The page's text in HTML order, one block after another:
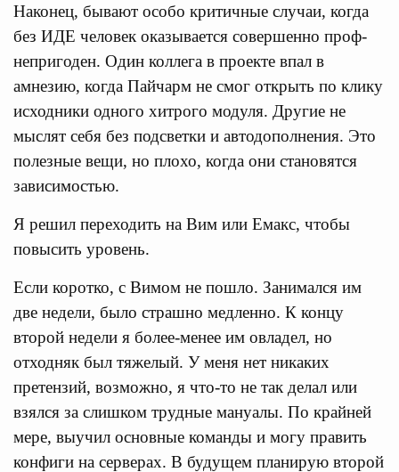
Наконец, бывают особо критичные случаи, когда
без ИДЕ человек оказывается совершенно проф-
непригоден. Один коллега в проекте впал в
амнезию, когда Пайчарм не смог открыть по клику
исходники одного хитрого модуля. Другие не
мыслят себя без подсветки и автодополнения. Это
полезные вещи, но плохо, когда они становятся
зависимостью.
Я решил переходить на Вим или Емакс, чтобы
повысить уровень.
Если коротко, с Вимом не пошло. Занимался им
две недели, было страшно медленно. К концу
второй недели я более-менее им овладел, но
отходняк был тяжелый. У меня нет никаких
претензий, возможно, я что-то не так делал или
взялся за слишком трудные мануалы. По крайней
мере, выучил основные команды и могу править
конфиги на серверах. В будущем планирую второй